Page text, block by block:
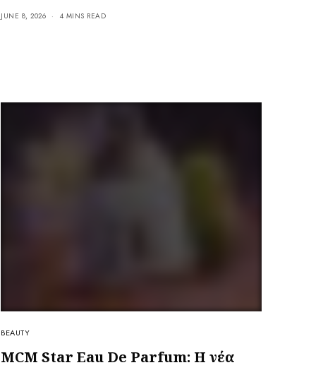
JUNE 8, 2026 4 MINS READ
BEAUTY
MCM Star Eau De Parfum: Η νέα